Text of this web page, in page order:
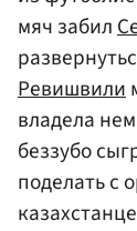
мяч забил
Ревишвили
владела
беззубо
поделать с